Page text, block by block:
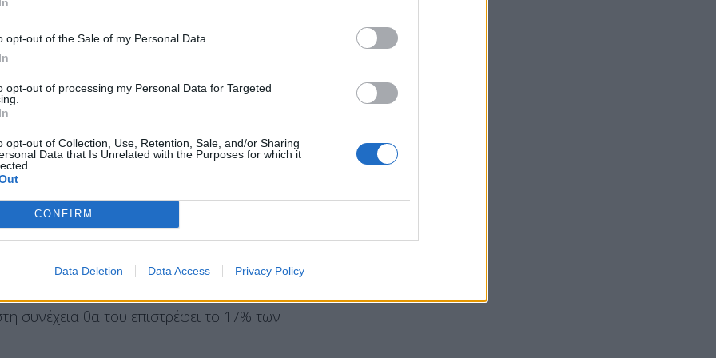
opt-out of the Sale of my Personal Data.
opt-out of processing my Personal Data for Targeted
opt-out of Collection, Use, Retention, Sale, and/or Sharing
Data that Is Unrelated with the Purposes for which it
CONFIRM
Data Deletion Data Access Privacy Policy
τον Μπαρζανί, είπε ότι «Μιλήσαμε και για
για αυτό και ότι θα συζητήσει το θέμα με
κάνοντας τις συμφωνίες μας για το φυσικό
όσο και εμείς θα κερδίσουμε».
πολύ καιρό με τις επιχειρήσεις πώλησης
Ιράκ από τον Μπαρζανί εν αγνοία της
πρωτεύουσα του ημιαυτόνομου ιρακινού
του Ιράκ τα χρήματα που εισπράττει
συνέχεια θα του επιστρέφει το 17% των